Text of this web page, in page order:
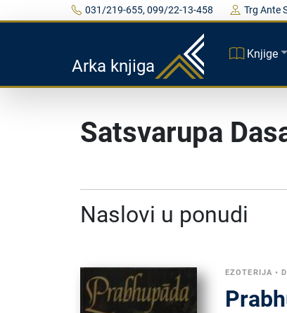
031/219-655, 099/22-13-458 Trg Ante
Arka knjiga
Knjige
Satsvarupa
Naslovi u ponudi
EZOTERIJA •